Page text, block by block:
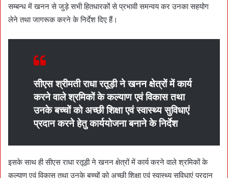
सम्बन्ध में खनन से जुड़े सभी हितधारकों से प्रभावी समन्वय कर उनका सहयोग
लेने तथा जागरूक करने के निर्देश दिए हैं।
सीएस श्रीमती राधा रतूड़ी ने खनन क्षेत्रों में कार्य
करने वाले श्रमिकों के कल्याण एवं विकास तथा
उनके बच्चों को अच्छी शिक्षा एवं स्वास्थ्य सुविधाएं
प्रदान करने हेतु कार्ययोजना बनाने के निर्देश
इसके साथ ही सीएस राधा रतूड़ी ने खनन क्षेत्रों में कार्य करने वाले श्रमिकों के
कल्याण एवं विकास तथा उनके बच्चों को अच्छी शिक्षा एवं स्वास्थ्य सुविधाएं प्रदान